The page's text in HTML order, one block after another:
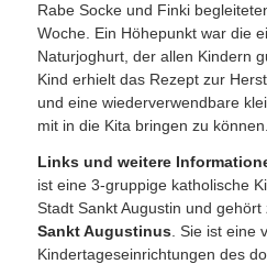
Rabe Socke und Finki
Woche. Ein Höhepunkt war die
Naturjoghurt, der allen Kindern
Kind erhielt das Rezept zur
und eine wiederverwendbare
mit in die Kita bringen zu können.
Links und weitere
ist eine 3-gruppige katholische
Stadt Sankt Augustin und gehört
Sankt Augustinus. Sie ist eine
Kindertageseinrichtungen des